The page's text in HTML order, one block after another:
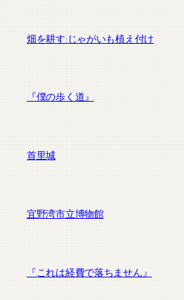
畑を耕す:じゃがいも植え付け
『僕の歩く道』
首里城
宜野湾市立博物館
『これは経費で落ちません』